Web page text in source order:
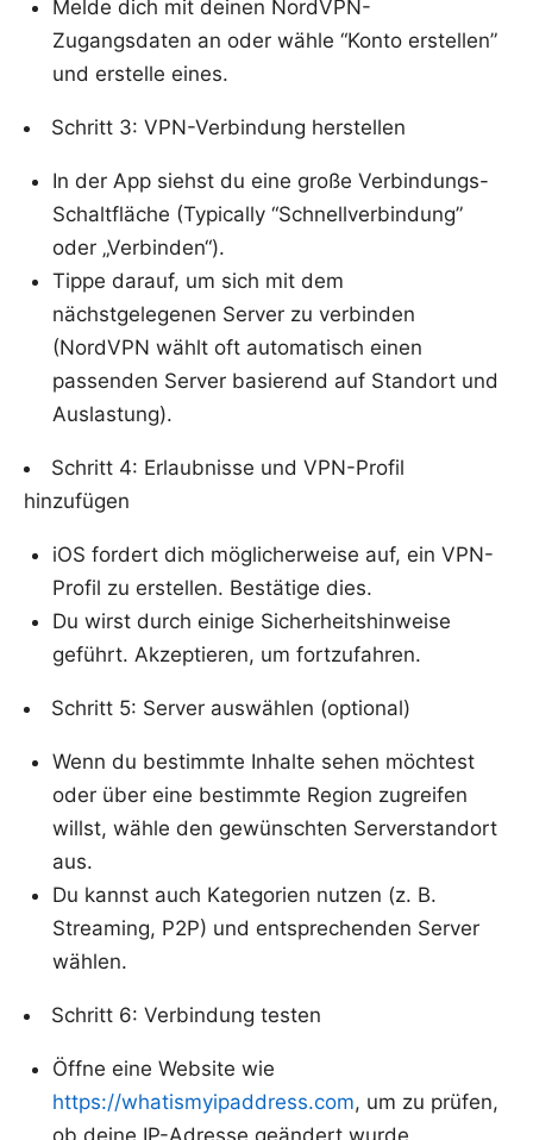
Melde dich mit deinen NordVPN-
Zugangsdaten an oder wähle “Konto erstellen”
und erstelle eines.
Schritt 3: VPN-Verbindung herstellen
In der App siehst du eine große Verbindungs-
Schaltfläche (Typically “Schnellverbindung”
oder „Verbinden“).
Tippe darauf, um sich mit dem
nächstgelegenen Server zu verbinden
(NordVPN wählt oft automatisch einen
passenden Server basierend auf Standort und
Auslastung).
Schritt 4: Erlaubnisse und VPN-Profil
hinzufügen
iOS fordert dich möglicherweise auf, ein VPN-
Profil zu erstellen. Bestätige dies.
Du wirst durch einige Sicherheitshinweise
geführt. Akzeptieren, um fortzufahren.
Schritt 5: Server auswählen (optional)
Wenn du bestimmte Inhalte sehen möchtest
oder über eine bestimmte Region zugreifen
willst, wähle den gewünschten Serverstandort
aus.
Du kannst auch Kategorien nutzen (z. B.
Streaming, P2P) und entsprechenden Server
wählen.
Schritt 6: Verbindung testen
Öffne eine Website wie
https://whatismyipaddress.com, um zu prüfen,